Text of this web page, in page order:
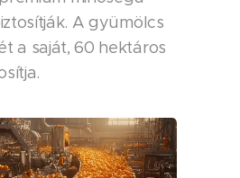
A gyümölcs
a saját, 60 hektáros